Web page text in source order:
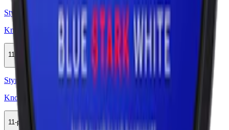
Styrka Stark · Large
Knox Karaktär Yellow White Portion
11-pack
Styrka Normal · Large
Knox Karaktär Blue White Portion
11-pack
308,99 kr